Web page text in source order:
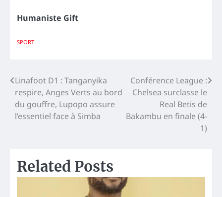
Humaniste Gift
SPORT
Navigation
de
l’article
Linafoot D1 : Tanganyika
respire, Anges Verts au bord
du gouffre, Lupopo assure
l’essentiel face à Simba
Conférence League :
Chelsea surclasse le
Real Betis de
Bakambu en finale (4-
1)
Related Posts